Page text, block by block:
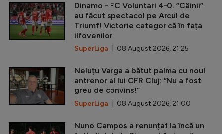
Dinamo - FC Voluntari 4-0. ”Câinii”
au făcut spectacol pe Arcul de
Triumf! Victorie categorică în fața
ilfovenilor
SuperLiga | 08 August 2026, 21:25
Neluțu Varga a bătut palma cu noul
antrenor al lui CFR Cluj: ”Nu a fost
greu de convins!”
SuperLiga | 08 August 2026, 21:00
Nuno Campos a renunțat la încă un